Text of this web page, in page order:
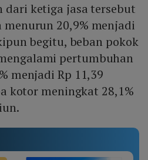
dari ketiga jasa tersebut
20,9% menjadi
begitu, beban pokok
pertumbuhan
menjadi Rp 11,39
kotor meningkat 28,1%